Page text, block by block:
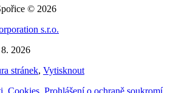
© 2026
s.r.o.
2026
stránek, Vytisknout